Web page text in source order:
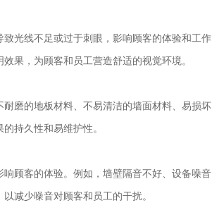
光线不足或过于刺眼，影响顾客的体验和工作
果，为顾客和员工营造舒适的视觉环境。
磨的地板材料、不易清洁的墙面材料、易损坏
持久性和易维护性。
顾客的体验。例如，墙壁隔音不好、设备噪音
减少噪音对顾客和员工的干扰。